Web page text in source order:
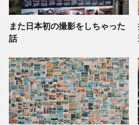
また日本初の撮影をしちゃった
話